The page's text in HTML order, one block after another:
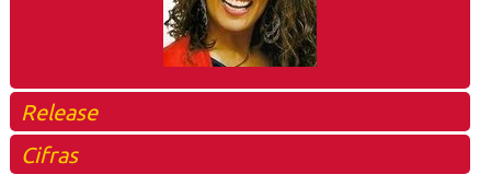
Release
Cifras